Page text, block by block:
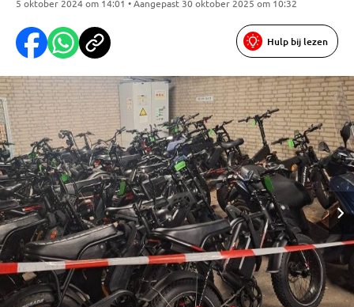
5 oktober 2024 om 14:01 • Aangepast 30 oktober 2025 om 10:32
Hulp bij lezen